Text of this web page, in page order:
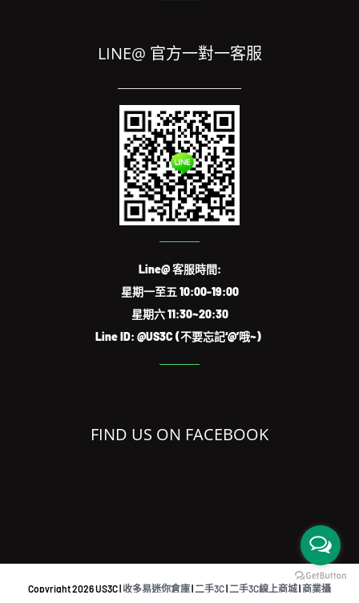
LINE@ 官方一對一客服
Line@ 客服時間:
星期一至五 10:00-19:00
星期六 11:30~20:30
Line ID: @US3C (不要忘記‘@’哦~)
FIND US ON FACEBOOK
Copyright2026 US3C |收多易迷你倉庫|二手3C|二手3C線上商城|商業攝